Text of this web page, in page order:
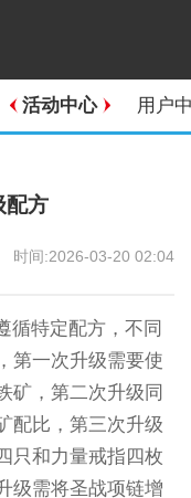
活动中心 用户
配方
时间:2026-03-20 02:04
循特定配方，不同
第一次升级需要使
矿，第二次升级同
配比，第三次升级
只和力量戒指四枚
级需将圣战项链增